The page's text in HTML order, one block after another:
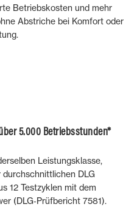
Betriebskosten und mehr
Abstriche bei Komfort oder
5.000 Betriebsstunden*
Leistungsklasse,
DLG
12 Testzyklen mit dem
(DLG‑Prüfbericht 7581).